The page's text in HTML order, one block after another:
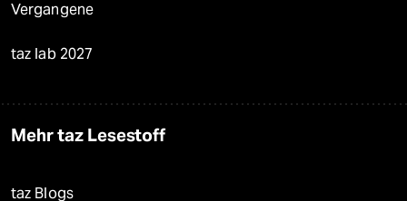
Vergangene
taz lab 2027
Mehr taz Lesestoff
taz Blogs